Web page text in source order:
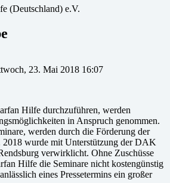
(Deutschland) e.V.
23. Mai 2018 16:07
Hilfe durchzuführen, werden
in Anspruch genommen.
werden durch die Förderung der
2018 wurde mit Unterstützung der DAK
verwirklicht. Ohne Zuschüsse
Hilfe die Seminare nicht kostengünstig
eines Pressetermins ein großer